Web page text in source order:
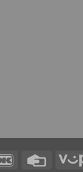
DanKort
Credit